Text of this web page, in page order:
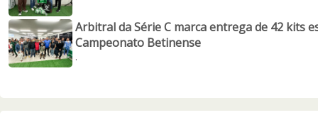
Arbitral da Série C marca entrega de 42 kits
Campeonato Betinense
.